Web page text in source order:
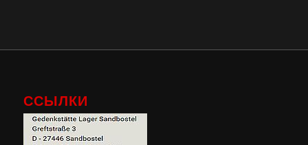
ССЫЛКИ